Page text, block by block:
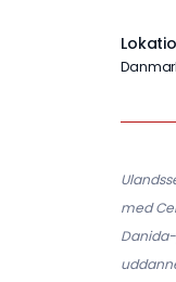
med
Danida-